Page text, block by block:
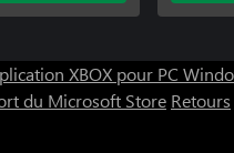
XBOX pour PC
du Microsoft Store Retours